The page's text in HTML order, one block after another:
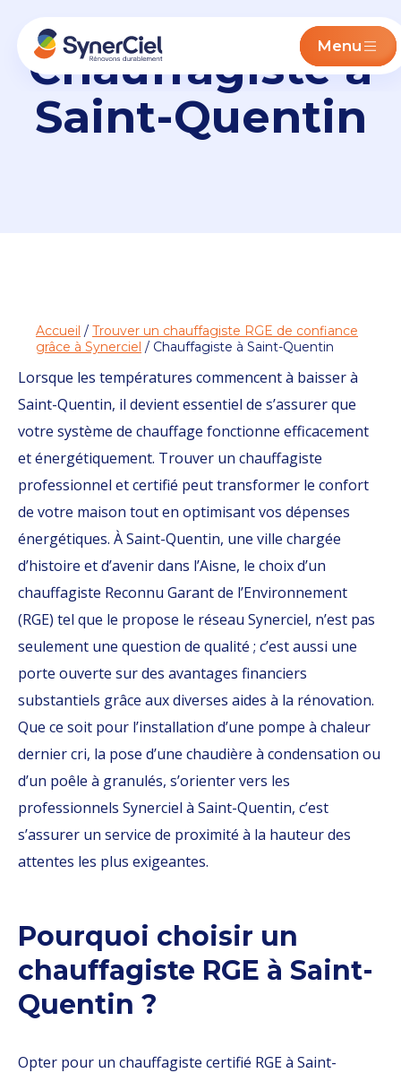
Menu
Chauffagiste à
Saint-Quentin
Accueil / Trouver un chauffagiste RGE de confiance
grâce à Synerciel / Chauffagiste à Saint-Quentin
Lorsque les températures commencent à baisser à
Saint-Quentin, il devient essentiel de s’assurer que
votre système de chauffage fonctionne efficacement
et énergétiquement. Trouver un chauffagiste
professionnel et certifié peut transformer le confort
de votre maison tout en optimisant vos dépenses
énergétiques. À Saint-Quentin, une ville chargée
d’histoire et d’avenir dans l’Aisne, le choix d’un
chauffagiste Reconnu Garant de l’Environnement
(RGE) tel que le propose le réseau Synerciel, n’est pas
seulement une question de qualité ; c’est aussi une
porte ouverte sur des avantages financiers
substantiels grâce aux diverses aides à la rénovation.
Que ce soit pour l’installation d’une pompe à chaleur
dernier cri, la pose d’une chaudière à condensation ou
d’un poêle à granulés, s’orienter vers les
professionnels Synerciel à Saint-Quentin, c’est
s’assurer un service de proximité à la hauteur des
attentes les plus exigeantes.
Pourquoi choisir un
chauffagiste RGE à Saint-
Quentin ?
Opter pour un chauffagiste certifié RGE à Saint-